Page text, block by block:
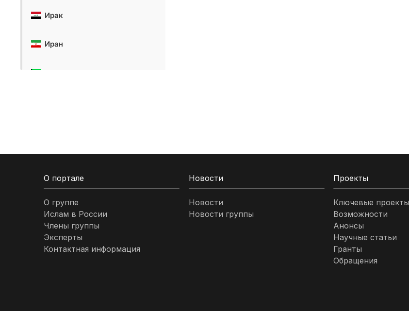
Ирак
Иран
Малайзия
Марокко
Нигерия
О портале
О группе
Ислам в России
Члены группы
Эксперты
Контактная информация
Новости
Новости
Новости группы
Проекты
Ключевые проекты
Возможности
Анонсы
Научные статьи
Гранты
Обращения